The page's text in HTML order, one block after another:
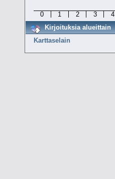
0 1 2 3 4
Kirjoituksia alueittain
Karttaselain